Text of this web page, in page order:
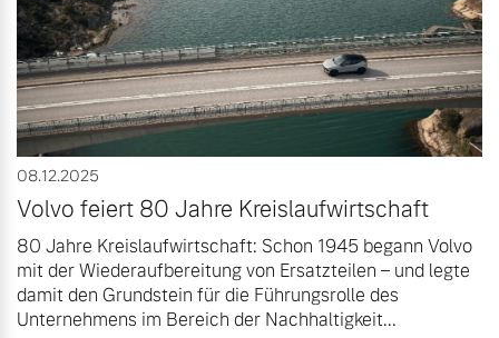
08.12.2025
Volvo feiert 80 Jahre Kreislaufwirtschaft
80 Jahre Kreislaufwirtschaft: Schon 1945 begann Volvo
mit der Wiederaufbereitung von Ersatzteilen – und legte
damit den Grundstein für die Führungsrolle des
Unternehmens im Bereich der Nachhaltigkeit...